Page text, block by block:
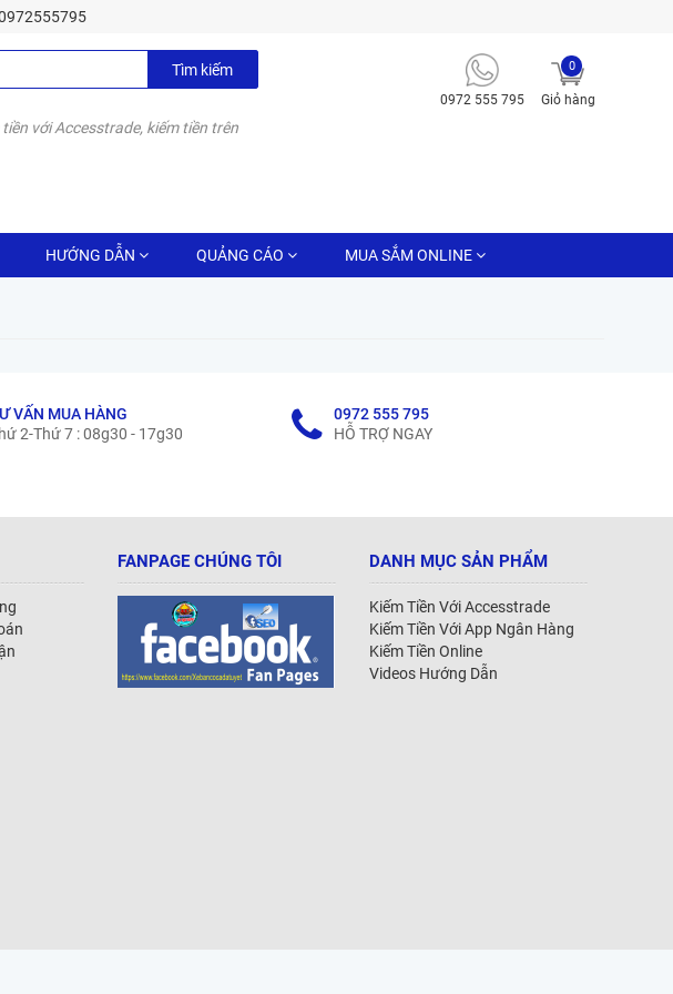
Tìm kiếm
với Accesstrade, kiếm tiền trên
0972 555 795 Giỏ hàng
0
HƯỚNG DẪN QUẢNG CÁO MUA SẮM ONLINE
VẤN MUA HÀNG
2-Thứ 7 : 08g30 - 17g30
0972 555 795
HỖ TRỢ NGAY
FANPAGE CHÚNG TÔI DANH MỤC SẢN PHẨM
Kiếm Tiền Với Accesstrade
Kiếm Tiền Với App Ngân Hàng
Kiếm Tiền Online
Videos Hướng Dẫn